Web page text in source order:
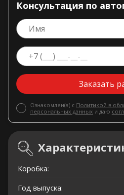
Консультация по
Заказать
Ознакомлен(а) с Политикой в
персональных данных и даю
Коробка:
Год выпуска: